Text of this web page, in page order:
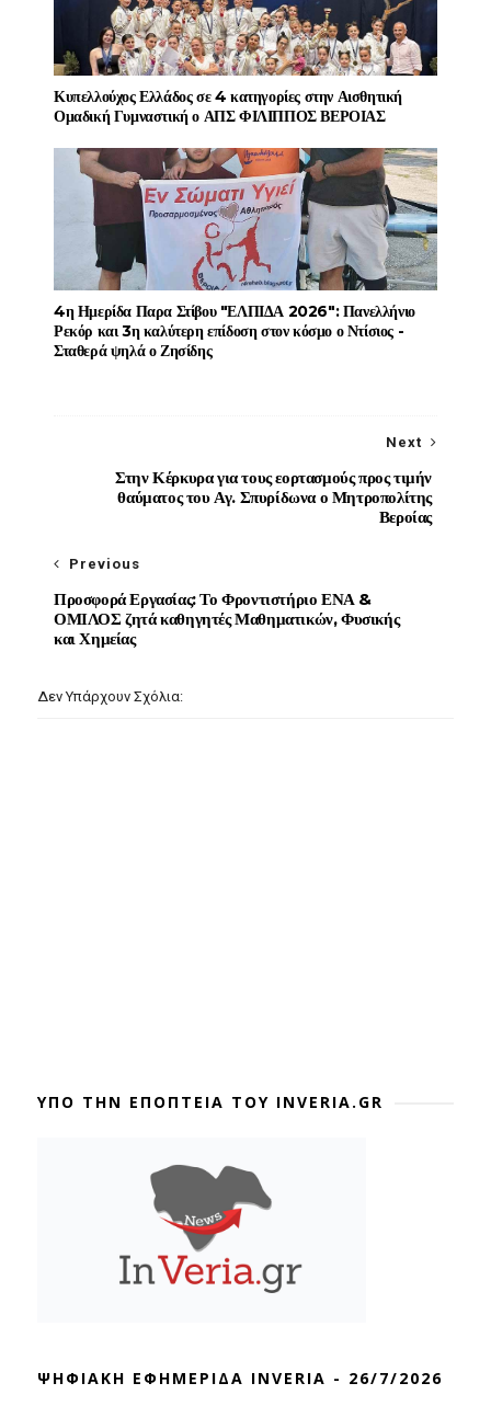
Κυπελλούχος Ελλάδος σε 4 κατηγορίες στην Αισθητική
Ομαδική Γυμναστική ο ΑΠΣ ΦΙΛΙΠΠΟΣ ΒΕΡΟΙΑΣ
4η Ημερίδα Παρα Στίβου "ΕΛΠΙΔΑ 2026": Πανελλήνιο
Ρεκόρ και 3η καλύτερη επίδοση στον κόσμο ο Ντίσιος -
Σταθερά ψηλά ο Ζησίδης
Next
Στην Κέρκυρα για τους εορτασμούς προς τιμήν
θαύματος του Αγ. Σπυρίδωνα ο Μητροπολίτης
Βεροίας
Previous
Προσφορά Εργασίας: Το Φροντιστήριο ΕΝΑ &
ΟΜΙΛΟΣ ζητά καθηγητές Μαθηματικών, Φυσικής
και Χημείας
Δεν Υπάρχουν Σχόλια:
ΥΠΟ ΤΗΝ ΕΠΟΠΤΕΙΑ ΤΟΥ INVERIA.GR
ΨΗΦΙΑΚΗ ΕΦΗΜΕΡΙΔΑ INVERIA - 26/7/2026